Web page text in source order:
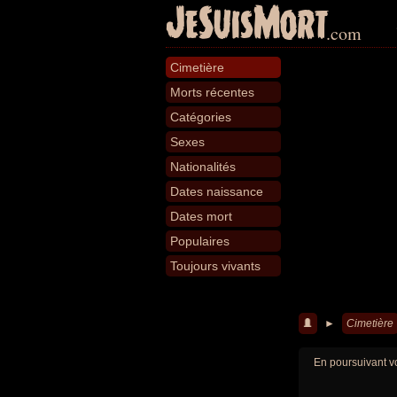
JeSuisMort.com
Cimetière
Morts récentes
Catégories
Sexes
Nationalités
Dates naissance
Dates mort
Populaires
Toujours vivants
► Cimetière
En poursuivant